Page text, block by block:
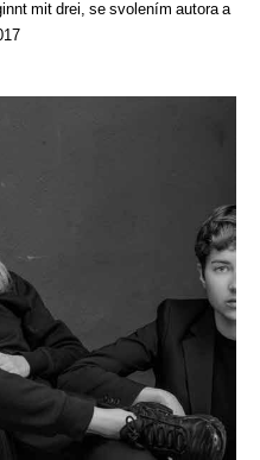
mit drei, se svolením autora a